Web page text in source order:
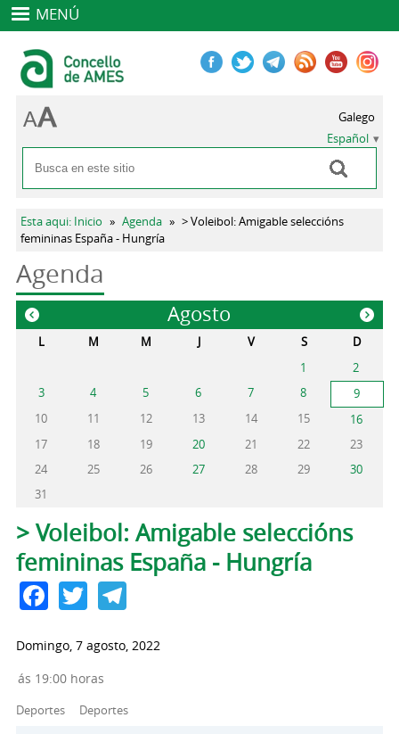
MENÚ
Formulario de búsqueda
Buscar
Galego
Español
Se encuentra usted aquí
Esta aqui: Inicio » Agenda » > Voleibol: Amigable seleccións
femininas España - Hungría
Agenda
Agosto
« »
L M M J V S
D
1
2
3
4 5 6 7 8
9
10
11 12 13 14 15
16
17
18 19 20 21 22
23
24
25 26 27 28 29
30
31
Solapas principales
> Voleibol: Amigable seleccións
femininas España - Hungría
Facebook
TwitterTelegram
Domingo, 7 agosto, 2022
ás 19:00 horas
Deportes Deportes